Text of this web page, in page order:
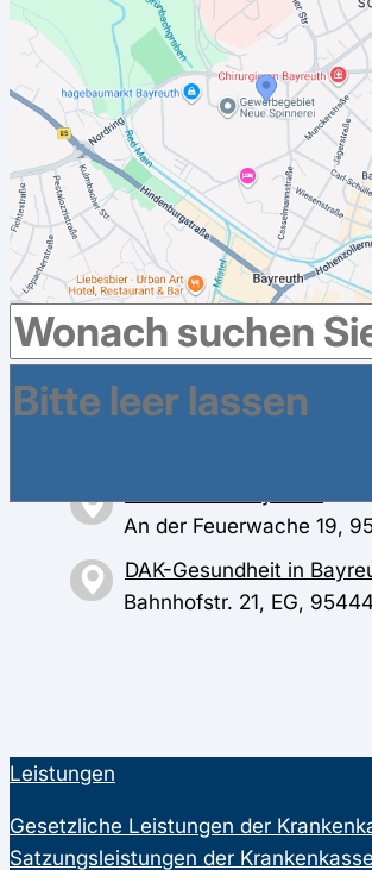
Weitere Krankenkassen haben
Umkreis in Bayreuth
An der Feuerwache 19,
DAK-Gesundheit in
Bahnhofstr. 21, EG,
Leistungen
Gesetzliche Leistungen der
Satzungsleistungen der